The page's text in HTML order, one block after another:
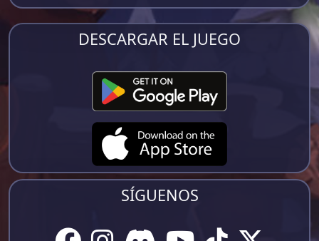
DESCARGAR EL JUEGO
SÍGUENOS